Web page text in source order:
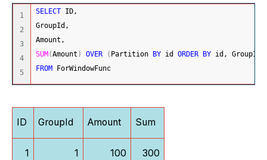
1
2
3
4
SELECT ID,
GroupId,
Amount,
SUM (Amount ) OVER ( Partition BY id ORDER BY id, GroupId
FROM ForWindowFunc
ID GroupId Amount Sum
1 1 100 300